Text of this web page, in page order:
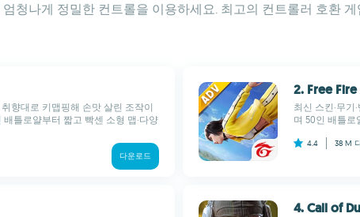
청나게 정밀한 컨트롤을 이용하세요. 최고의 컨트롤러 호환
향대로 키맵핑해 손맛 살린 조작이
틀로얄부터 짧고 빡센 소형 맵·다양
다운로드
2. Free
최신 스킨·무
며 50인 배틀로
4.4 38 M
4. Call of